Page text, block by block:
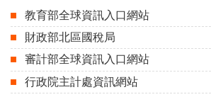
教育部全球資訊入口網站
財政部北區國稅局
審計部全球資訊入口網站
行政院主計處資訊網站